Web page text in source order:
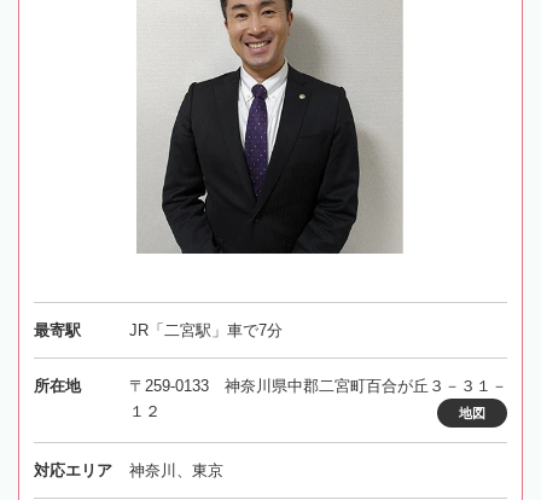
最寄駅 JR「二宮駅」車で7分
所在地
〒259-0133 神奈川県中郡二宮町百合が丘３－３１－
１２
地図
対応エリア 神奈川、東京